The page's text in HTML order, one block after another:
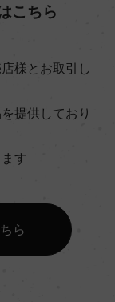
こちら
様とお取引し
提供しており
す
ら